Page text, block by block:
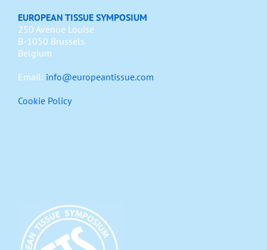
EUROPEAN TISSUE SYMPOSIUM
250 Avenue Louise
B-1050 Brussels
Belgium
Email: info@europeantissue.com
Cookie Policy